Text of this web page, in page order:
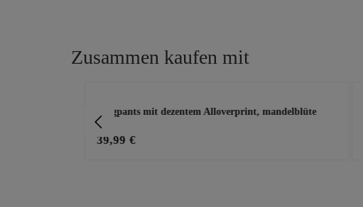
Zusammen kaufen mit
Joggpants mit dezentem Alloverprint, mandelblüte
39,99 €